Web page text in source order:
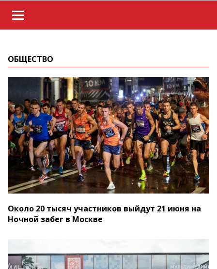
ОБЩЕСТВО
Около 20 тысяч участников выйдут 21 июня на
Ночной забег в Москве